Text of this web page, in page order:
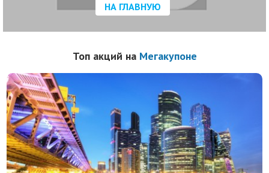
НА ГЛАВНУЮ
Топ акций на Мегакупоне